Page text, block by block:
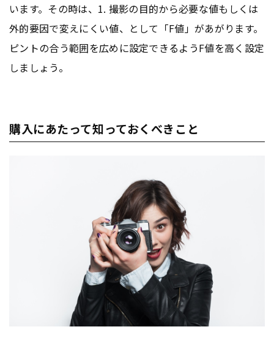
います。その時は、1. 撮影の目的から必要な値もしくは
外的要因で変えにくい値、として「F値」があがります。
ピントの合う範囲を広めに設定できるようF値を高く設定
しましょう。
購入にあたって知っておくべきこと